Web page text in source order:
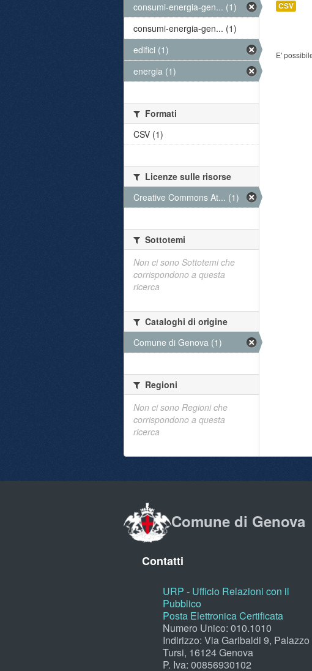
CSV
E'
consumi-energia-gen... (1)
consumi-energia-gen... (1)
edifici (1)
energia (1)
Formati
CSV (1)
Licenze sulle risorse
Creative Commons At... (1)
Sottotemi
Non ci sono Sottotemi che
corrispondono a questa
ricerca
Cataloghi di origine
Comune di Genova (1)
Regioni
Non ci sono Regioni che
corrispondono a questa
ricerca
Comune di Genova
Contatti
URP - Ufficio Relazioni con il
Pubblico
Posta Elettronica Certificata
Numero Unico: 010.1010
Indirizzo: Via Garibaldi 9, Palazzo
Tursi, 16124 Genova
P. Iva: 00856930102